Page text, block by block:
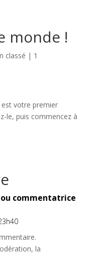
monde !
classé | 1
est votre premier
le, puis commencez à
commentatrice
la